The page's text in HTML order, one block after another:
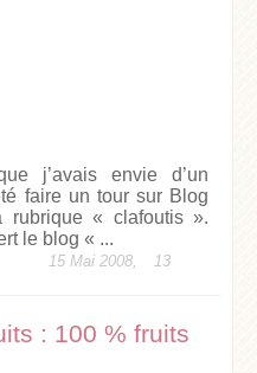
j’avais envie d’un
faire un tour sur Blog
rubrique « clafoutis ».
le blog « ...
15 Mai 2008, 13
: 100 % fruits